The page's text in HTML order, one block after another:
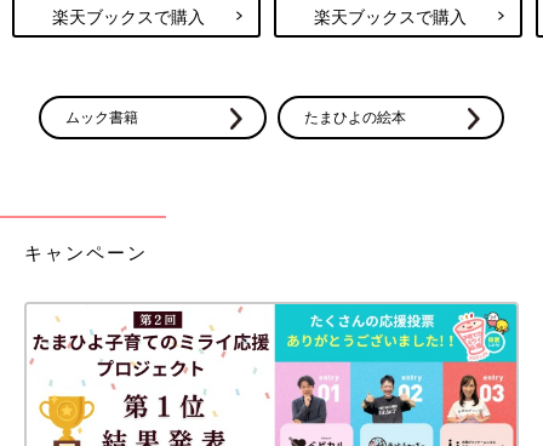
楽天ブックスで購入 楽天ブックスで購入
ムック書籍 たまひよの絵本
キャンペーン